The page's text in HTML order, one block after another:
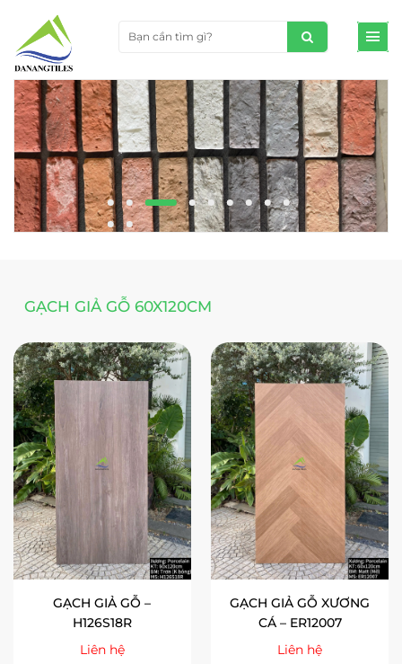
GẠCH GIẢ GỖ 60X120CM
GẠCH GIẢ GỖ –
H126S18R
Liên hệ
GẠCH GIẢ GỖ XƯƠNG
CÁ – ER12007
Liên hệ